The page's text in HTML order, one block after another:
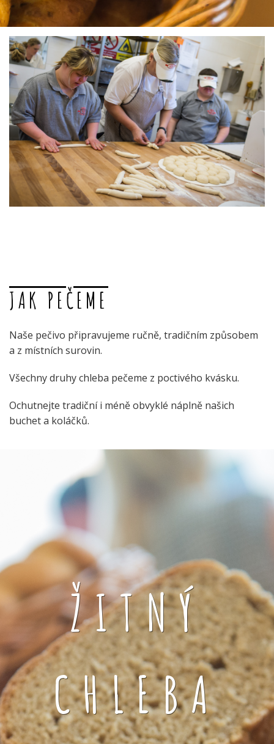
JAK PEČEME
Naše pečivo připravujeme ručně, tradičním způsobem
a z místních surovin.
Všechny druhy chleba pečeme z poctivého kvásku.
Ochutnejte tradiční i méně obvyklé náplně našich
buchet a koláčků.
ŽITNÝ
CHLEBA